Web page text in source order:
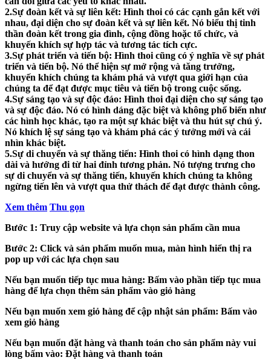
2.Sự đoàn kết và sự liên kết: Hình thoi có các cạnh gắn kết với
nhau, đại diện cho sự đoàn kết và sự liên kết. Nó biểu thị tinh
thần đoàn kết trong gia đình, cộng đồng hoặc tổ chức, và
khuyến khích sự hợp tác và tương tác tích cực.
3.Sự phát triển và tiến bộ: Hình thoi cũng có ý nghĩa về sự phát
triển và tiến bộ. Nó thể hiện sự mở rộng và tăng trưởng,
khuyến khích chúng ta khám phá và vượt qua giới hạn của
chúng ta để đạt được mục tiêu và tiến bộ trong cuộc sống.
4.Sự sáng tạo và sự độc đáo: Hình thoi đại diện cho sự sáng tạo
và sự độc đáo. Nó có hình dáng đặc biệt và không phổ biến như
các hình học khác, tạo ra một sự khác biệt và thu hút sự chú ý.
Nó khích lệ sự sáng tạo và khám phá các ý tưởng mới và cái
nhìn khác biệt.
5.Sự di chuyển và sự thăng tiến: Hình thoi có hình dạng thon
dài và hướng đi từ hai đỉnh tương phản. Nó tượng trưng cho
sự di chuyển và sự thăng tiến, khuyến khích chúng ta không
ngừng tiến lên và vượt qua thử thách để đạt được thành công.
Xem thêm Thu gọn
Bước 1: Truy cập website và lựa chọn sản phẩm cần mua
Bước 2: Click và sản phẩm muốn mua, màn hình hiển thị ra
pop up với các lựa chọn sau
Nếu bạn muốn tiếp tục mua hàng: Bấm vào phần tiếp tục mua
hàng để lựa chọn thêm sản phẩm vào giỏ hàng
Nếu bạn muốn xem giỏ hàng để cập nhật sản phẩm: Bấm vào
xem giỏ hàng
Nếu bạn muốn đặt hàng và thanh toán cho sản phẩm này vui
lòng bấm vào: Đặt hàng và thanh toán